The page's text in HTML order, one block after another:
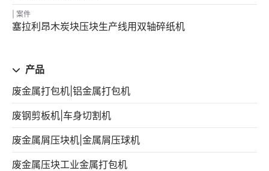
案件
塞拉利昂木炭块压块生产线用双轴碎纸机
产品
废金属打包机|铝金属打包机
废钢剪板机|车身切割机
废金属屑压块机|金属屑压球机
废金属压块工业金属打包机